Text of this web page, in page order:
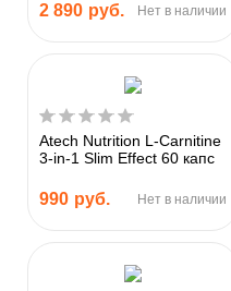
2 890 руб. Нет в наличии
Atech Nutrition L-Carnitine
3-in-1 Slim Effect 60 капс
990 руб. Нет в наличии